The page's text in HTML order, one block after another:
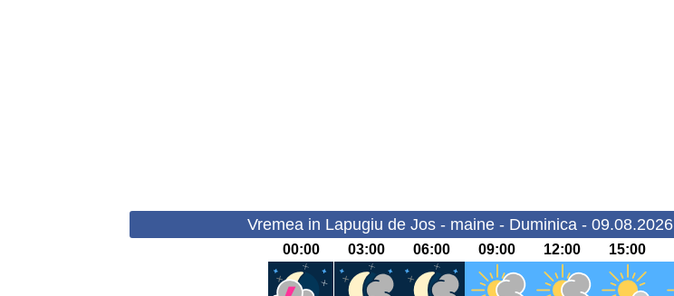
Vremea in Lapugiu de Jos - maine - Duminica - 09.08.2026
00:00 03:00 06:00 09:00 12:00 15:00